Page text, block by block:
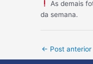
As demais
da semana.
Post
← Post anterior